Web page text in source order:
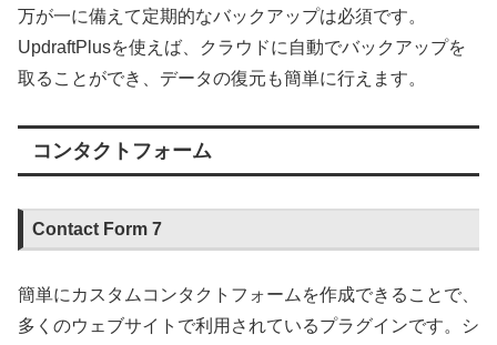
万が一に備えて定期的なバックアップは必須です。
UpdraftPlusを使えば、クラウドに自動でバックアップを
取ることができ、データの復元も簡単に行えます。
コンタクトフォーム
Contact Form 7
簡単にカスタムコンタクトフォームを作成できることで、
多くのウェブサイトで利用されているプラグインです。シ